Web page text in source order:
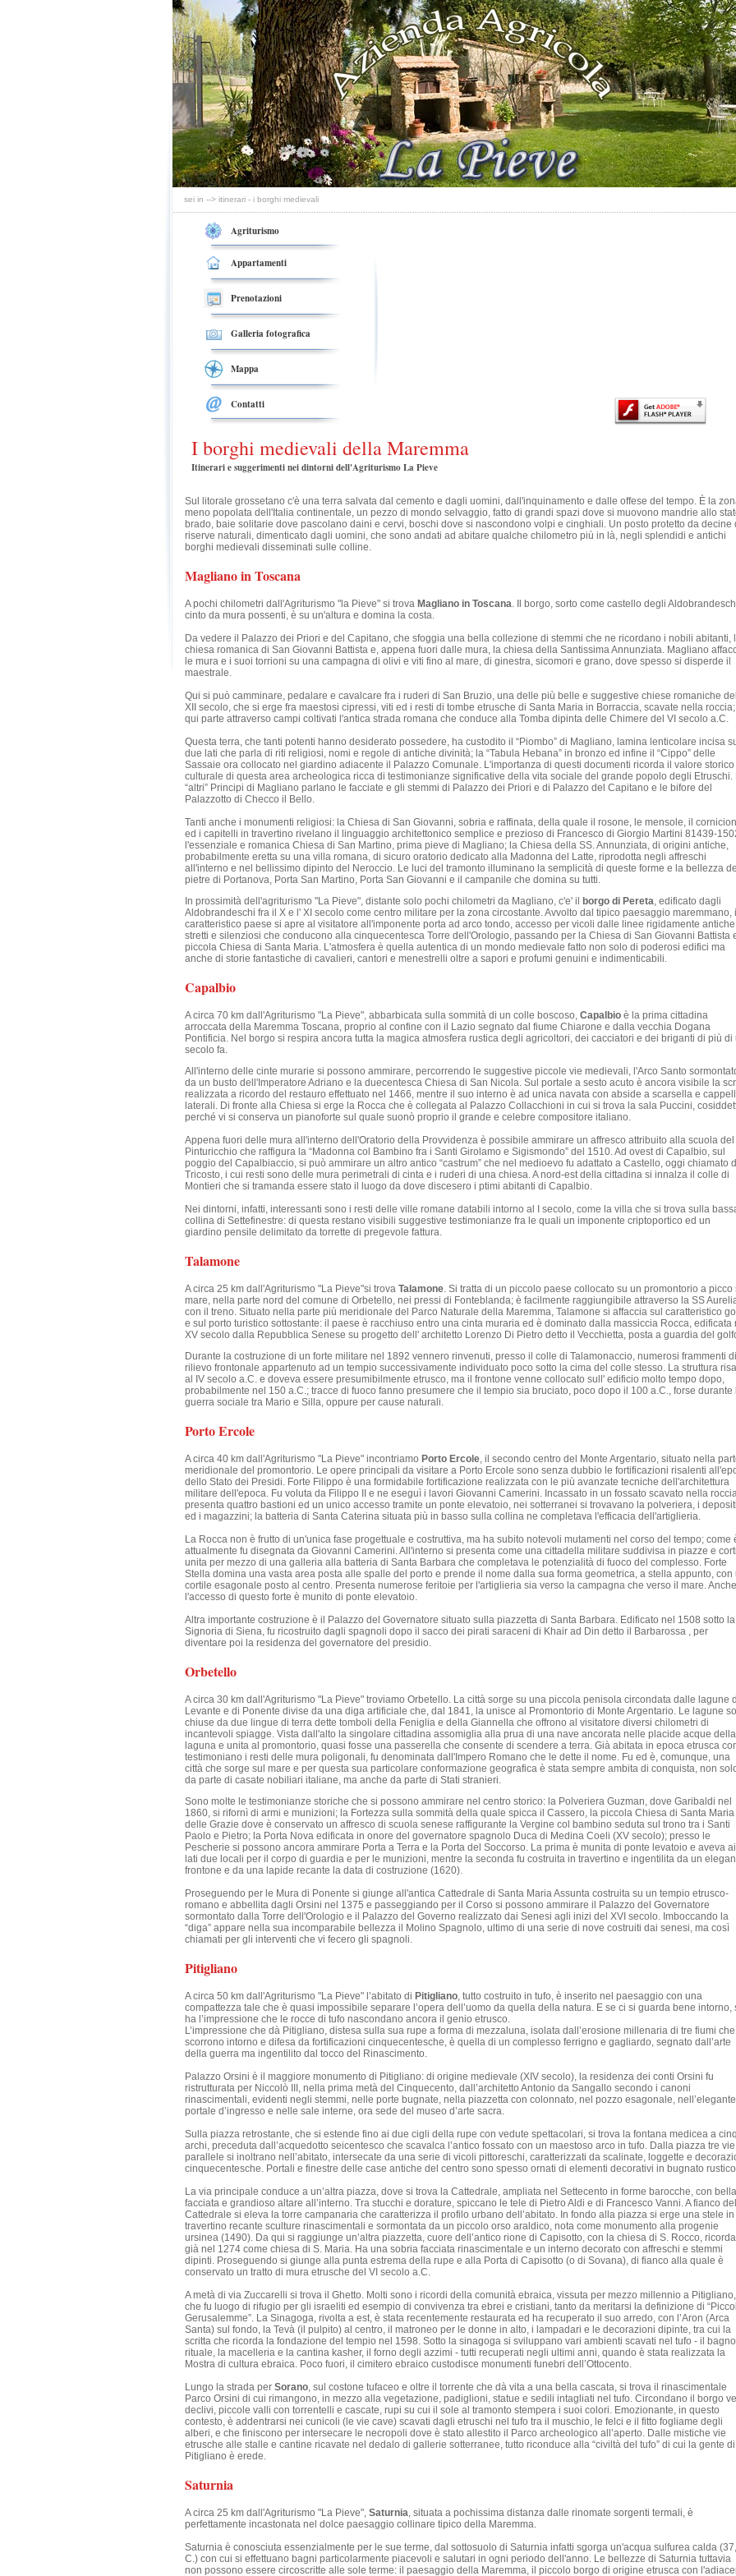
sei in --> itinerari - i borghi medievali
Agriturismo
Appartamenti
Prenotazioni
Galleria fotografica
Mappa
Contatti
I borghi medievali della Maremma
Itinerari e suggerimenti nei dintorni dell'Agriturismo La Pieve
Sul litorale grossetano c'è una terra salvata dal cemento e dagli uomini, dall'inquinamento e dalle offese del tempo. È la
meno popolata dell'Italia continentale, un pezzo di mondo selvaggio, fatto di grandi spazi dove si muovono mandrie allo
brado, baie solitarie dove pascolano daini e cervi, boschi dove si nascondono volpi e cinghiali. Un posto protetto da decine
riserve naturali, dimenticato dagli uomini, che sono andati ad abitare qualche chilometro più in là, negli splendidi e antichi
borghi medievali disseminati sulle colline.
Magliano in Toscana
A pochi chilometri dall'Agriturismo "la Pieve" si trova Magliano in Toscana. Il borgo, sorto come castello degli
cinto da mura possenti, è su un'altura e domina la costa.
Da vedere il Palazzo dei Priori e del Capitano, che sfoggia una bella collezione di stemmi che ne ricordano i nobili abitanti,
chiesa romanica di San Giovanni Battista e, appena fuori dalle mura, la chiesa della Santissima Annunziata. Magliano
le mura e i suoi torrioni su una campagna di olivi e viti fino al mare, di ginestra, sicomori e grano, dove spesso si disperde il
maestrale.
Qui si può camminare, pedalare e cavalcare fra i ruderi di San Bruzio, una delle più belle e suggestive chiese romaniche del
XII secolo, che si erge fra maestosi cipressi, viti ed i resti di tombe etrusche di Santa Maria in Borraccia, scavate nella
qui parte attraverso campi coltivati l'antica strada romana che conduce alla Tomba dipinta delle Chimere del VI secolo a.C.
Questa terra, che tanti potenti hanno desiderato possedere, ha custodito il “Piombo” di Magliano, lamina lenticolare incisa
due lati che parla di riti religiosi, nomi e regole di antiche divinità; la “Tabula Hebana” in bronzo ed infine il “Cippo” delle
Sassaie ora collocato nel giardino adiacente il Palazzo Comunale. L'importanza di questi documenti ricorda il valore storico
culturale di questa area archeologica ricca di testimonianze significative della vita sociale del grande popolo degli Etruschi.
“altri” Principi di Magliano parlano le facciate e gli stemmi di Palazzo dei Priori e di Palazzo del Capitano e le bifore del
Palazzotto di Checco il Bello.
Tanti anche i monumenti religiosi: la Chiesa di San Giovanni, sobria e raffinata, della quale il rosone, le mensole, il
ed i capitelli in travertino rivelano il linguaggio architettonico semplice e prezioso di Francesco di Giorgio Martini 81439-
l'essenziale e romanica Chiesa di San Martino, prima pieve di Magliano; la Chiesa della SS. Annunziata, di origini antiche,
probabilmente eretta su una villa romana, di sicuro oratorio dedicato alla Madonna del Latte, riprodotta negli affreschi
all'interno e nel bellissimo dipinto del Neroccio. Le luci del tramonto illuminano la semplicità di queste forme e la bellezza
pietre di Portanova, Porta San Martino, Porta San Giovanni e il campanile che domina su tutti.
In prossimità dell'agriturismo "La Pieve", distante solo pochi chilometri da Magliano, c'e' il
borgo di Pereta, edificato dagli
Aldobrandeschi fra il X e l' XI secolo come centro militare per la zona circostante. Avvolto dal tipico paesaggio maremmano, il
caratteristico paese si apre al visitatore all'imponente porta ad arco tondo, accesso per vicoli dalle linee rigidamente
stretti e silenziosi che conducono alla cinquecentesca Torre dell'Orologio, passando per la Chiesa di San Giovanni Battista
piccola Chiesa di Santa Maria. L'atmosfera è quella autentica di un mondo medievale fatto non solo di poderosi edifici ma
anche di storie fantastiche di cavalieri, cantori e menestrelli oltre a sapori e profumi genuini e indimenticabili.
Capalbio
A circa 70 km dall'Agriturismo "La Pieve", abbarbicata sulla sommità di un colle boscoso, Capalbioè la prima cittadina
arroccata della Maremma Toscana, proprio al confine con il Lazio segnato dal fiume Chiarone e dalla vecchia Dogana
Pontificia. Nel borgo si respira ancora tutta la magica atmosfera rustica degli agricoltori, dei cacciatori e dei briganti di più di
secolo fa.
All'interno delle cinte murarie si possono ammirare, percorrendo le suggestive piccole vie medievali, l'Arco Santo
da un busto dell'Imperatore Adriano e la duecentesca Chiesa di San Nicola. Sul portale a sesto acuto è ancora visibile la
realizzata a ricordo del restauro effettuato nel 1466, mentre il suo interno è ad unica navata con abside a scarsella e
laterali. Di fronte alla Chiesa si erge la Rocca che è collegata al Palazzo Collacchioni in cui si trova la sala Puccini,
perché vi si conserva un pianoforte sul quale suonò proprio il grande e celebre compositore italiano.
Appena fuori delle mura all'interno dell'Oratorio della Provvidenza è possibile ammirare un affresco attribuito alla scuola del
Pinturicchio che raffigura la “Madonna col Bambino fra i Santi Girolamo e Sigismondo” del 1510. Ad ovest di Capalbio, sul
poggio del Capalbiaccio, si può ammirare un altro antico “castrum” che nel medioevo fu adattato a Castello, oggi chiamato
Tricosto, i cui resti sono delle mura perimetrali di cinta e i ruderi di una chiesa. A nord-est della cittadina si innalza il colle di
Montieri che si tramanda essere stato il luogo da dove discesero i ptimi abitanti di Capalbio.
Nei dintorni, infatti, interessanti sono i resti delle ville romane databili intorno al I secolo, come la villa che si trova sulla
collina di Settefinestre: di questa restano visibili suggestive testimonianze fra le quali un imponente criptoportico ed un
giardino pensile delimitato da torrette di pregevole fattura.
Talamone
A circa 25 km dall'Agriturismo "La Pieve"si trova Talamone. Si tratta di un piccolo paese collocato su un promontorio a picco
mare, nella parte nord del comune di Orbetello, nei pressi di Fonteblanda; è facilmente raggiungibile attraverso la SS
con il treno. Situato nella parte più meridionale del Parco Naturale della Maremma, Talamone si affaccia sul caratteristico
e sul porto turistico sottostante: il paese è racchiuso entro una cinta muraria ed è dominato dalla massiccia Rocca, edificata
XV secolo dalla Repubblica Senese su progetto dell' architetto Lorenzo Di Pietro detto il Vecchietta, posta a guardia del
Durante la costruzione di un forte militare nel 1892 vennero rinvenuti, presso il colle di Talamonaccio, numerosi frammenti di
rilievo frontonale appartenuto ad un tempio successivamente individuato poco sotto la cima del colle stesso. La struttura
al IV secolo a.C. e doveva essere presumibilmente etrusco, ma il frontone venne collocato sull' edificio molto tempo dopo,
probabilmente nel 150 a.C.; tracce di fuoco fanno presumere che il tempio sia bruciato, poco dopo il 100 a.C., forse durante
guerra sociale tra Mario e Silla, oppure per cause naturali.
Porto Ercole
A circa 40 km dall'Agriturismo "La Pieve" incontriamo Porto Ercole, il secondo centro del Monte Argentario, situato nella
meridionale del promontorio. Le opere principali da visitare a Porto Ercole sono senza dubbio le fortificazioni risalenti
dello Stato dei Presidi. Forte Filippo è una formidabile fortificazione realizzata con le più avanzate tecniche dell'architettura
militare dell'epoca. Fu voluta da Filippo II e ne eseguì i lavori Giovanni Camerini. Incassato in un fossato scavato nella
presenta quattro bastioni ed un unico accesso tramite un ponte elevatoio, nei sotterranei si trovavano la polveriera, i depositi
ed i magazzini; la batteria di Santa Caterina situata più in basso sulla collina ne completava l'efficacia dell'artiglieria.
La Rocca non è frutto di un'unica fase progettuale e costruttiva, ma ha subito notevoli mutamenti nel corso del tempo; come
attualmente fu disegnata da Giovanni Camerini. All'interno si presenta come una cittadella militare suddivisa in piazze e
unita per mezzo di una galleria alla batteria di Santa Barbara che completava le potenzialità di fuoco del complesso. Forte
Stella domina una vasta area posta alle spalle del porto e prende il nome dalla sua forma geometrica, a stella appunto, con
cortile esagonale posto al centro. Presenta numerose feritoie per l'artiglieria sia verso la campagna che verso il mare. Anche
l'accesso di questo forte è munito di ponte elevatoio.
Altra importante costruzione è il Palazzo del Governatore situato sulla piazzetta di Santa Barbara. Edificato nel 1508 sotto la
Signoria di Siena, fu ricostruito dagli spagnoli dopo il sacco dei pirati saraceni di Khair ad Din detto il Barbarossa , per
diventare poi la residenza del governatore del presidio.
Orbetello
A circa 30 km dall'Agriturismo "La Pieve" troviamo Orbetello. La città sorge su una piccola penisola circondata dalle lagune
Levante e di Ponente divise da una diga artificiale che, dal 1841, la unisce al Promontorio di Monte Argentario. Le lagune
chiuse da due lingue di terra dette tomboli della Feniglia e della Giannella che offrono al visitatore diversi chilometri di
incantevoli spiagge. Vista dall'alto la singolare cittadina assomiglia alla prua di una nave ancorata nelle placide acque della
laguna e unita al promontorio, quasi fosse una passerella che consente di scendere a terra. Già abitata in epoca etrusca
testimoniano i resti delle mura poligonali, fu denominata dall'Impero Romano che le dette il nome. Fu ed è, comunque, una
città che sorge sul mare e per questa sua particolare conformazione geografica è stata sempre ambita di conquista, non
da parte di casate nobiliari italiane, ma anche da parte di Stati stranieri.
Sono molte le testimonianze storiche che si possono ammirare nel centro storico: la Polveriera Guzman, dove Garibaldi nel
1860, si rifornì di armi e munizioni; la Fortezza sulla sommità della quale spicca il Cassero, la piccola Chiesa di Santa Maria
delle Grazie dove è conservato un affresco di scuola senese raffigurante la Vergine col bambino seduta sul trono tra i Santi
Paolo e Pietro; la Porta Nova edificata in onore del governatore spagnolo Duca di Medina Coeli (XV secolo); presso le
Pescherie si possono ancora ammirare Porta a Terra e la Porta del Soccorso. La prima è munita di ponte levatoio e aveva ai
lati due locali per il corpo di guardia e per le munizioni, mentre la seconda fu costruita in travertino e ingentilita da un
frontone e da una lapide recante la data di costruzione (1620).
Proseguendo per le Mura di Ponente si giunge all'antica Cattedrale di Santa Maria Assunta costruita su un tempio etrusco-
romano e abbellita dagli Orsini nel 1375 e passeggiando per il Corso si possono ammirare il Palazzo del Governatore
sormontato dalla Torre dell'Orologio e il Palazzo del Governo realizzato dai Senesi agli inizi del XVI secolo. Imboccando la
“diga” appare nella sua incomparabile bellezza il Molino Spagnolo, ultimo di una serie di nove costruiti dai senesi, ma così
chiamati per gli interventi che vi fecero gli spagnoli.
Pitigliano
A circa 50 km dall'Agriturismo "La Pieve" l’abitato di Pitigliano, tutto costruito in tufo, è inserito nel paesaggio con una
compattezza tale che è quasi impossibile separare l’opera dell’uomo da quella della natura. E se ci si guarda bene intorno,
ha l’impressione che le rocce di tufo nascondano ancora il genio etrusco.
L’impressione che dà Pitigliano, distesa sulla sua rupe a forma di mezzaluna, isolata dall’erosione millenaria di tre fiumi
scorrono intorno e difesa da fortificazioni cinquecentesche, è quella di un complesso ferrigno e gagliardo, segnato dall’arte
della guerra ma ingentilito dal tocco del Rinascimento.
Palazzo Orsini è il maggiore monumento di Pitigliano: di origine medievale (XIV secolo), la residenza dei conti Orsini fu
ristrutturata per Niccolò III, nella prima metà del Cinquecento, dall’architetto Antonio da Sangallo secondo i canoni
rinascimentali, evidenti negli stemmi, nelle porte bugnate, nella piazzetta con colonnato, nel pozzo esagonale, nell’elegante
portale d’ingresso e nelle sale interne, ora sede del museo d’arte sacra.
Sulla piazza retrostante, che si estende fino ai due cigli della rupe con vedute spettacolari, si trova la fontana medicea a
archi, preceduta dall’acquedotto seicentesco che scavalca l’antico fossato con un maestoso arco in tufo. Dalla piazza tre vie
parallele si inoltrano nell’abitato, intersecate da una serie di vicoli pittoreschi, caratterizzati da scalinate, loggette e
cinquecentesche. Portali e finestre delle case antiche del centro sono spesso ornati di elementi decorativi in bugnato
La via principale conduce a un’altra piazza, dove si trova la Cattedrale, ampliata nel Settecento in forme barocche, con bella
facciata e grandioso altare all’interno. Tra stucchi e dorature, spiccano le tele di Pietro Aldi e di Francesco Vanni. A fianco
Cattedrale si eleva la torre campanaria che caratterizza il profilo urbano dell’abitato. In fondo alla piazza si erge una stele in
travertino recante sculture rinascimentali e sormontata da un piccolo orso araldico, nota come monumento alla progenie
ursinea (1490). Da qui si raggiunge un’altra piazzetta, cuore dell’antico rione di Capisotto, con la chiesa di S. Rocco,
già nel 1274 come chiesa di S. Maria. Ha una sobria facciata rinascimentale e un interno decorato con affreschi e stemmi
dipinti. Proseguendo si giunge alla punta estrema della rupe e alla Porta di Capisotto (o di Sovana), di fianco alla quale è
conservato un tratto di mura etrusche del VI secolo a.C.
A metà di via Zuccarelli si trova il Ghetto. Molti sono i ricordi della comunità ebraica, vissuta per mezzo millennio a Pitigliano,
che fu luogo di rifugio per gli israeliti ed esempio di convivenza tra ebrei e cristiani, tanto da meritarsi la definizione di
Gerusalemme”. La Sinagoga, rivolta a est, è stata recentemente restaurata ed ha recuperato il suo arredo, con l’Aron (Arca
Santa) sul fondo, la Tevà (il pulpito) al centro, il matroneo per le donne in alto, i lampadari e le decorazioni dipinte, tra cui la
scritta che ricorda la fondazione del tempio nel 1598. Sotto la sinagoga si sviluppano vari ambienti scavati nel tufo - il bagno
rituale, la macelleria e la cantina kasher, il forno degli azzimi - tutti recuperati negli ultimi anni, quando è stata realizzata la
Mostra di cultura ebraica. Poco fuori, il cimitero ebraico custodisce monumenti funebri dell’Ottocento.
Lungo la strada per Sorano, sul costone tufaceo e oltre il torrente che dà vita a una bella cascata, si trova il rinascimentale
Parco Orsini di cui rimangono, in mezzo alla vegetazione, padiglioni, statue e sedili intagliati nel tufo. Circondano il borgo
declivi, piccole valli con torrentelli e cascate, rupi su cui il sole al tramonto stempera i suoi colori. Emozionante, in questo
contesto, è addentrarsi nei cunicoli (le vie cave) scavati dagli etruschi nel tufo tra il muschio, le felci e il fitto fogliame degli
alberi, e che finiscono per intersecare le necropoli dove è stato allestito il Parco archeologico all’aperto. Dalle mistiche vie
etrusche alle stalle e cantine ricavate nel dedalo di gallerie sotterranee, tutto riconduce alla “civiltà del tufo” di cui la gente di
Pitigliano è erede.
Saturnia
A circa 25 km dall'Agriturismo "La Pieve", Saturnia, situata a pochissima distanza dalle rinomate sorgenti termali, è
perfettamente incastonata nel dolce paesaggio collinare tipico della Maremma.
Saturnia è conosciuta essenzialmente per le sue terme, dal sottosuolo di Saturnia infatti sgorga un'acqua sulfurea calda
C.) con cui si effettuano bagni particolarmente piacevoli e salutari in ogni periodo dell'anno. Le bellezze di Saturnia tuttavia
non possono essere circoscritte alle sole terme: il paesaggio della Maremma, il piccolo borgo di origine etrusca con